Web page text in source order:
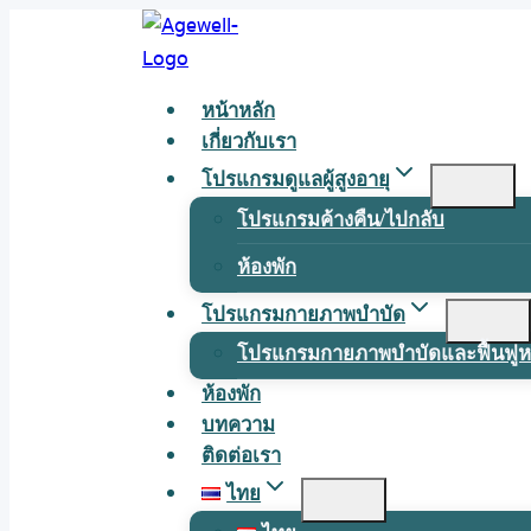
หน้าหลัก
เกี่ยวกับเรา
โปรแกรมดูแลผู้สูงอายุ
โปรแกรมค้างคืน/ไปกลับ
ห้องพัก
โปรแกรมกายภาพบำบัด
โปรแกรมกายภาพบำบัดและฟื้นฟู
ห้องพัก
บทความ
ติดต่อเรา
ไทย